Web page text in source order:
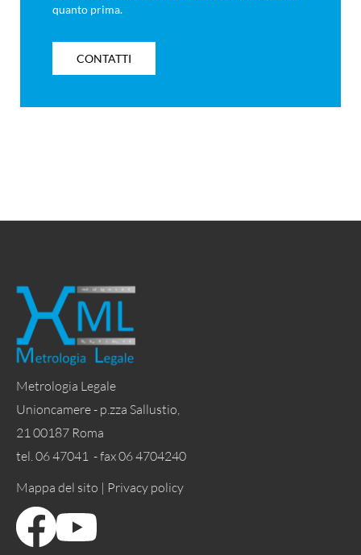
quanto prima.
CONTATTI
Metrologia Legale
Unioncamere - p.zza Sallustio,
21 00187 Roma
tel. 06 47041 - fax 06 4704240
Mappa del sito | Privacy policy